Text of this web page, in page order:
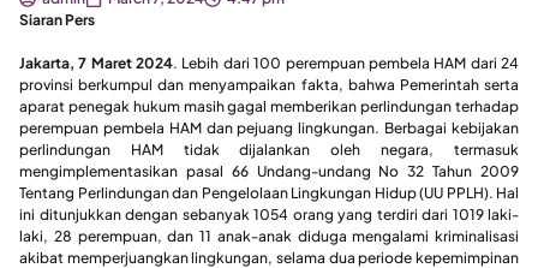
Siaran Pers
Jakarta, 7 Maret 2024. Lebih dari 100 perempuan pembela HAM dari 24
provinsi berkumpul dan menyampaikan fakta, bahwa Pemerintah serta
aparat penegak hukum masih gagal memberikan perlindungan terhadap
perempuan pembela HAM dan pejuang lingkungan. Berbagai kebijakan
perlindungan HAM tidak dijalankan oleh negara, termasuk
mengimplementasikan pasal 66 Undang-undang No 32 Tahun 2009
Tentang Perlindungan dan Pengelolaan Lingkungan Hidup (UU PPLH). Hal
ini ditunjukkan dengan sebanyak 1054 orang yang terdiri dari 1019 laki-
laki, 28 perempuan, dan 11 anak-anak diduga mengalami kriminalisasi
akibat memperjuangkan lingkungan, selama dua periode kepemimpinan